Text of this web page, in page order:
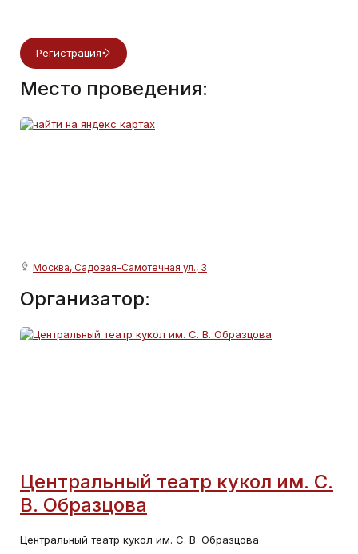
Регистрация
Место проведения:
Москва, Садовая-Самотечная ул., 3
Организатор:
Центральный театр кукол им. С.
В. Образцова
Центральный театр кукол им. С. В. Образцова